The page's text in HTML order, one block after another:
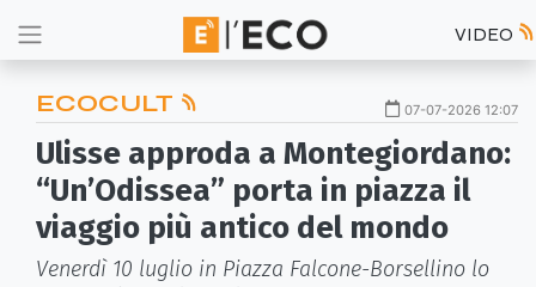
VIDEO
ECOCULT 07-07-2026 12:07
Ulisse approda a Montegiordano:
“Un’Odissea” porta in piazza il
viaggio più antico del mondo
Venerdì 10 luglio in Piazza Falcone-Borsellino lo